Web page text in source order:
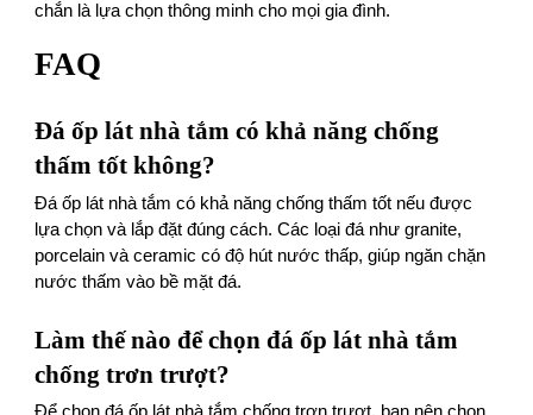
chắn là lựa chọn thông minh cho mọi gia đình.
FAQ
Đá ốp lát nhà tắm có khả năng chống
thấm tốt không?
Đá ốp lát nhà tắm có khả năng chống thấm tốt nếu được
lựa chọn và lắp đặt đúng cách. Các loại đá như granite,
porcelain và ceramic có độ hút nước thấp, giúp ngăn chặn
nước thấm vào bề mặt đá.
Làm thế nào để chọn đá ốp lát nhà tắm
chống trơn trượt?